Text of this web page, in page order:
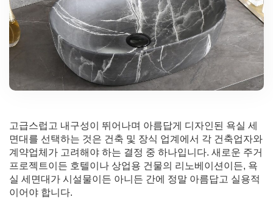
고급스럽고 내구성이 뛰어나며 아름답게 디자인된 욕실 세
면대를 선택하는 것은 건축 및 장식 업계에서 각 건축업자와
계약업체가 고려해야 하는 결정 중 하나입니다. 새로운 주거
프로젝트이든 호텔이나 상업용 건물의 리노베이션이든, 욕
실 세면대가 시설물이든 아니든 간에 정말 아름답고 실용적
이어야 합니다.